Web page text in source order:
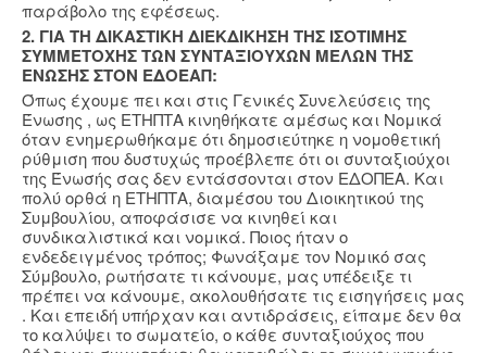
παράβολο της εφέσεως.
2. ΓΙΑ ΤΗ ΔΙΚΑΣΤΙΚΗ ΔΙΕΚΔΙΚΗΣΗ ΤΗΣ ΙΣΟΤΙΜΗΣ
ΣΥΜΜΕΤΟΧΗΣ ΤΩΝ ΣΥΝΤΑΞΙΟΥΧΩΝ ΜΕΛΩΝ ΤΗΣ
ΕΝΩΣΗΣ ΣΤΟΝ ΕΔΟΕΑΠ:
Όπως έχουμε πει και στις Γενικές Συνελεύσεις της
Ένωσης , ως ΕΤΗΠΤΑ κινηθήκατε αμέσως και Νομικά
όταν ενημερωθήκαμε ότι δημοσιεύτηκε η νομοθετική
ρύθμιση που δυστυχώς προέβλεπε ότι οι συνταξιούχοι
της Ένωσής σας δεν εντάσσονται στον ΕΔΟΠΕΑ. Και
πολύ ορθά η ΕΤΗΠΤΑ, διαμέσου του Διοικητικού της
Συμβουλίου, αποφάσισε να κινηθεί και
συνδικαλιστικά και νομικά. Ποιος ήταν ο
ενδεδειγμένος τρόπος; Φωνάξαμε τον Νομικό σας
Σύμβουλο, ρωτήσατε τι κάνουμε, μας υπέδειξε τι
πρέπει να κάνουμε, ακολουθήσατε τις εισηγήσεις μας
. Και επειδή υπήρχαν και αντιδράσεις, είπαμε δεν θα
το καλύψει το σωματείο, ο κάθε συνταξιούχος που